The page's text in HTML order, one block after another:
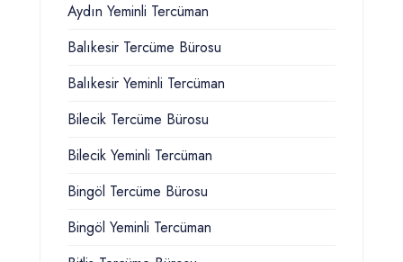
Aydın Yeminli Tercüman
Balıkesir Tercüme Bürosu
Balıkesir Yeminli Tercüman
Bilecik Tercüme Bürosu
Bilecik Yeminli Tercüman
Bingöl Tercüme Bürosu
Bingöl Yeminli Tercüman